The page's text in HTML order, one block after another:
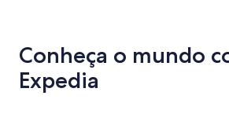
Conheça o mundo
Expedia